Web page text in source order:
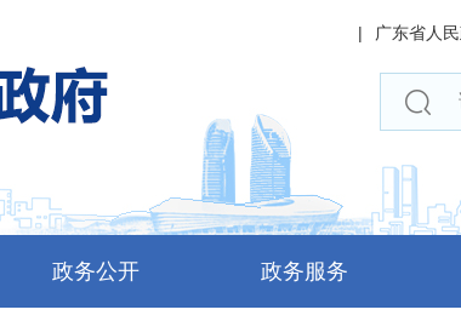
| 广东省人
政务公开 政务服务